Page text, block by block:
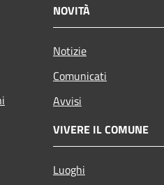
NOVITÀ
Notizie
Comunicati
Avvisi
VIVERE IL COMUNE
Luoghi